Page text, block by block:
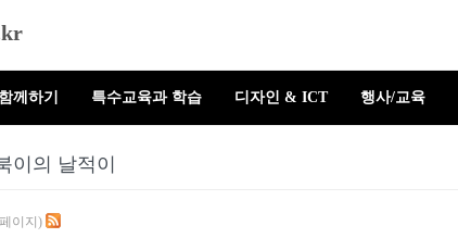
께하기 특수교육과 학습 디자인 & ICT 행사/교육
이의 날적이
이지)